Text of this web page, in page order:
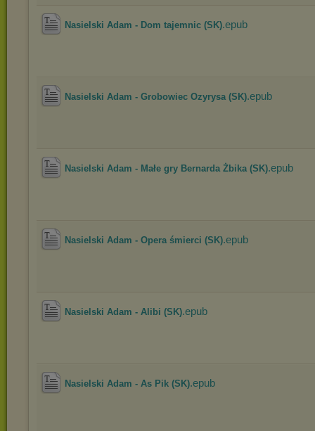
Nasielski Adam - Dom tajemnic (SK).epub
Nasielski Adam - Grobowiec Ozyrysa (SK).epub
Nasielski Adam - Małe gry Bernarda Żbika (SK).epub
Nasielski Adam - Opera śmierci (SK).epub
Nasielski Adam - Alibi (SK).epub
Nasielski Adam - As Pik (SK).epub